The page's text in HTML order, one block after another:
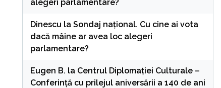
alegeri parlamentare?
Dinescu la Sondaj național. Cu cine ai vota
dacă mâine ar avea loc alegeri
parlamentare?
Eugen B. la Centrul Diplomației Culturale –
Conferință cu prilejul aniversării a 140 de ani